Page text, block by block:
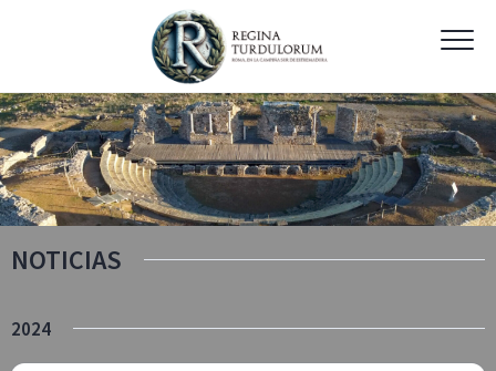
NOTICIAS
2024